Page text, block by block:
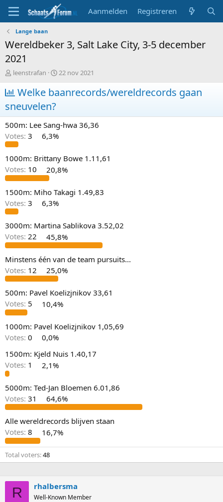
Aanmelden Registreren
Lange baan
Wereldbeker 3, Salt Lake City, 3-5 december
2021
T
o
p
i
c
s
t
a
r
e
r
leenstrafan
S
t
a
r
d
a
t
22 nov 2021
Welke baanrecords/wereldrecords gaan
sneuvelen?
500m: Lee Sang-hwa 36,36
Votes: 3 6,3%
1000m: Brittany Bowe 1.11,61
Votes: 10 20,8%
1500m: Miho Takagi 1.49,83
Votes: 3 6,3%
3000m: Martina Sablikova 3.52,02
Votes: 22 45,8%
Minstens één van de team pursuits...
Votes: 12 25,0%
500m: Pavel Koelizjnikov 33,61
Votes: 5 10,4%
1000m: Pavel Koelizjnikov 1,05,69
Votes: 0
0,0%
1500m: Kjeld Nuis 1.40,17
Votes: 1 2,1%
5000m: Ted-Jan Bloemen 6.01,86
Votes: 31 64,6%
Alle wereldrecords blijven staan
Votes: 8 16,7%
Total voters 48
R rhalbersma
Well-Known Member